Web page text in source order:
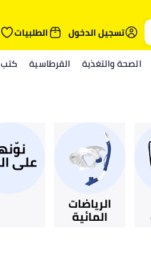
تسجيل الدخول
الطلبيات
الصحة والتغذية القرطاسية كتب